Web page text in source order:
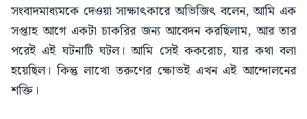
সংবাদমাধ্যমকে দেওয়া সাক্ষাৎকারে অভিজিৎ বলেন, আমি এক
সপ্তাহ আগে একটা চাকরির জন্য আবেদন করছিলাম, আর তার
পরেই এই ঘটনাটি ঘটল। আমি সেই ককরোচ, যার কথা বলা
হয়েছিল। কিন্তু লাখো তরুণের ক্ষোভই এখন এই আন্দোলনের
শক্তি।